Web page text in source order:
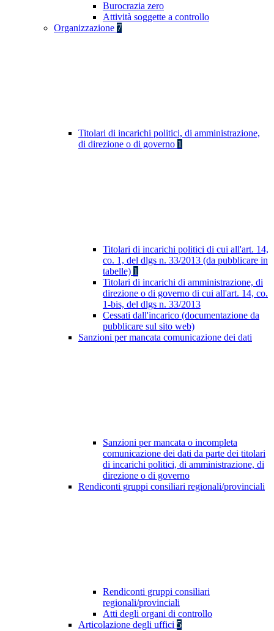
Burocrazia zero
Attività soggette a controllo
Organizzazione 7
Titolari di incarichi politici, di amministrazione,
di direzione o di governo 1
Titolari di incarichi politici di cui all'art. 14,
co. 1, del dlgs n. 33/2013 (da pubblicare in
tabelle) 1
Titolari di incarichi di amministrazione, di
direzione o di governo di cui all'art. 14, co.
1-bis, del dlgs n. 33/2013
Cessati dall'incarico (documentazione da
pubblicare sul sito web)
Sanzioni per mancata comunicazione dei dati
Sanzioni per mancata o incompleta
comunicazione dei dati da parte dei titolari
di incarichi politici, di amministrazione, di
direzione o di governo
Rendiconti gruppi consiliari regionali/provinciali
Rendiconti gruppi consiliari
regionali/provinciali
Atti degli organi di controllo
Articolazione degli uffici 5